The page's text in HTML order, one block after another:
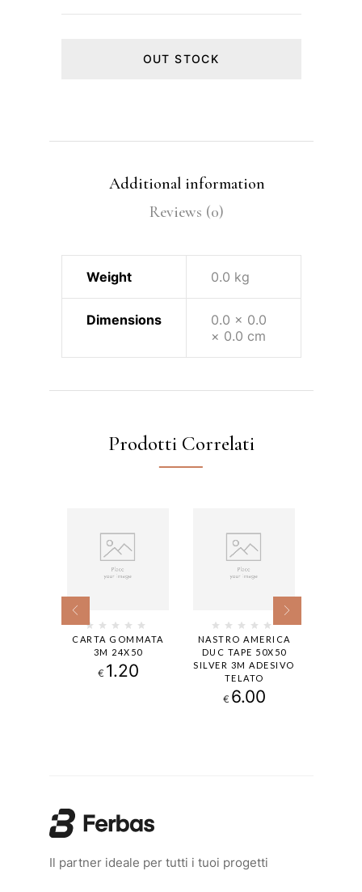
OUT STOCK
Additional information
Reviews (0)
Weight 0.0 kg
Dimensions
0.0 × 0.0
× 0.0 cm
Prodotti Correlati
CARTA GOMMATA
3M 24X50
€ 1.20
NASTRO AMERICA
DUC TAPE 50X50
SILVER 3M ADESIVO
TELATO
€ 6.00
Il partner ideale per tutti i tuoi progetti